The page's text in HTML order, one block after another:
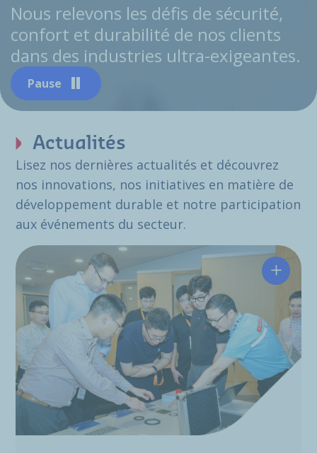
Pause
Nous relevons les défis de sécurité,
confort et durabilité de nos clients
dans des industries ultra-exigeantes.
Actualités
Lisez nos dernières actualités et découvrez
nos innovations, nos initiatives en matière de
développement durable et notre participation
aux événements du secteur.